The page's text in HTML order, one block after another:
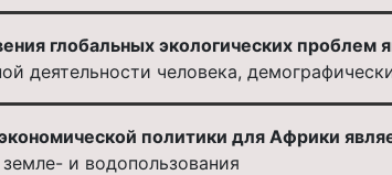
глобальных экологических проблем
деятельности человека,
политики для Африки
и водопользования